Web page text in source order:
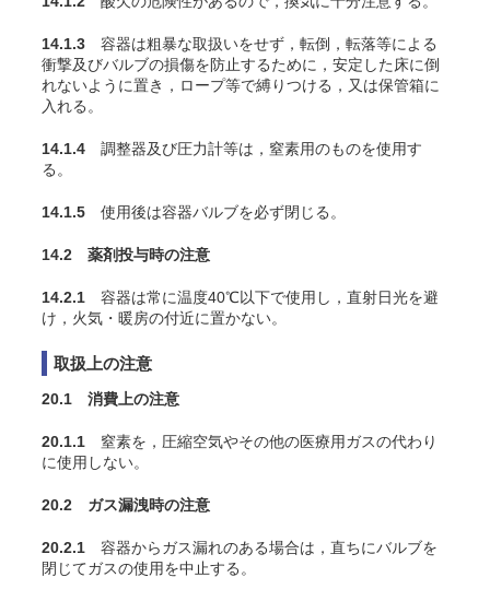
14.1.3 容器は粗暴な取扱いをせず，転倒，転落等による
衝撃及びバルブの損傷を防止するために，安定した床に倒
れないように置き，ロープ等で縛りつける，又は保管箱に
入れる。
14.1.4 調整器及び圧力計等は，窒素用のものを使用す
る。
14.1.5 使用後は容器バルブを必ず閉じる。
14.2 薬剤投与時の注意
14.2.1 容器は常に温度40℃以下で使用し，直射日光を避
け，火気・暖房の付近に置かない。
取扱上の注意
20.1 消費上の注意
20.1.1 窒素を，圧縮空気やその他の医療用ガスの代わり
に使用しない。
20.2 ガス漏洩時の注意
20.2.1 容器からガス漏れのある場合は，直ちにバルブを
閉じてガスの使用を中止する。